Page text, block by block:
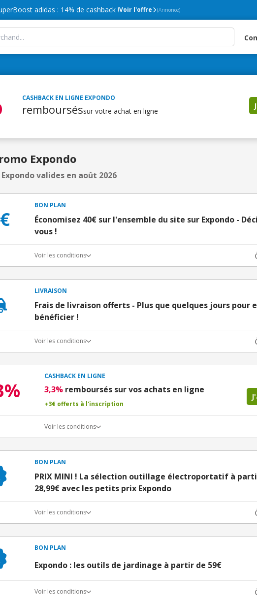
adidas : 14% de cashback !Voir l'offre (Annonce)
CASHBACK EN LIGNE EXPONDO
rembourséssur votre achat en ligne
Expondo
valides en août 2026
BON PLAN
Économisez 40€ sur l'ensemble du site sur Expondo -
vous !
Voir les conditions
LIVRAISON
Frais de livraison offerts - Plus que quelques jours pour
bénéficier !
Voir les conditions
CASHBACK EN LIGNE
3,3% remboursés sur vos achats en ligne
+3€ offerts à l'inscription
Voir les conditions
BON PLAN
PRIX MINI ! La sélection outillage électroportatif à
28,99€ avec les petits prix Expondo
Voir les conditions
BON PLAN
Expondo : les outils de jardinage à partir de 59€
Voir les conditions